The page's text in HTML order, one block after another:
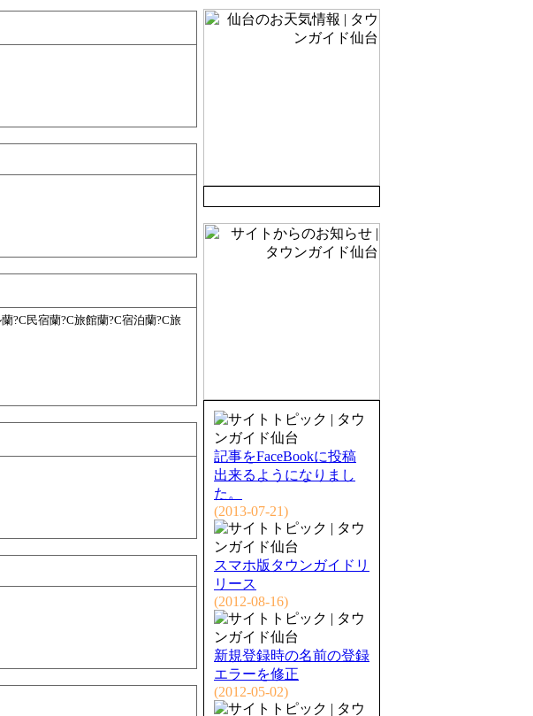
記事をFaceBookに投稿
出来るようになりまし
た。
(2013-07-21)
スマホ版タウンガイドリ
リース
(2012-08-16)
新規登録時の名前の登録
エラーを修正
(2012-05-02)
?C民宿蘭?C旅館蘭?C宿泊蘭?C旅